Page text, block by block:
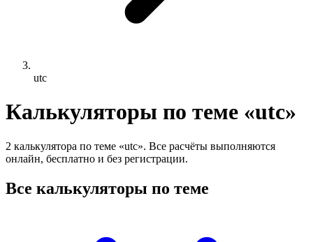
utc
Калькуляторы по теме «utc»
2 калькулятора по теме «utc». Все расчёты выполняются
онлайн, бесплатно и без регистрации.
Все калькуляторы по теме